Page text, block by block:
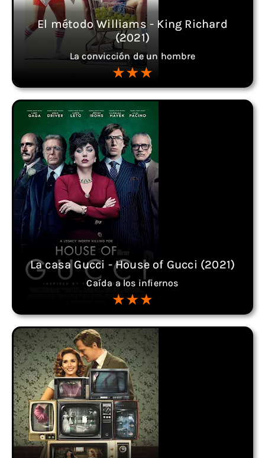
El método Williams - King Richard
(2021)
La convicción de un hombre
La casa Gucci - House of Gucci (2021)
Caída a los infiernos